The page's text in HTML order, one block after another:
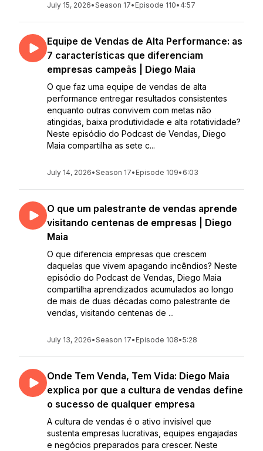
July 15, 2026•Season 17• Episode 110• 4:57
Equipe de Vendas de Alta Performance: as
7 características que diferenciam
empresas campeãs | Diego Maia
O que faz uma equipe de vendas de alta
performance entregar resultados consistentes
enquanto outras convivem com metas não
atingidas, baixa produtividade e alta rotatividade?
Neste episódio do Podcast de Vendas, Diego
Maia compartilha as sete c...
July 14, 2026•Season 17• Episode 109• 6:03
O que um palestrante de vendas aprende
visitando centenas de empresas | Diego
Maia
O que diferencia empresas que crescem
daquelas que vivem apagando incêndios? Neste
episódio do Podcast de Vendas, Diego Maia
compartilha aprendizados acumulados ao longo
de mais de duas décadas como palestrante de
vendas, visitando centenas de ...
July 13, 2026•Season 17• Episode 108•5:28
Onde Tem Venda, Tem Vida: Diego Maia
explica por que a cultura de vendas define
o sucesso de qualquer empresa
A cultura de vendas é o ativo invisível que
sustenta empresas lucrativas, equipes engajadas
e negócios preparados para crescer. Neste